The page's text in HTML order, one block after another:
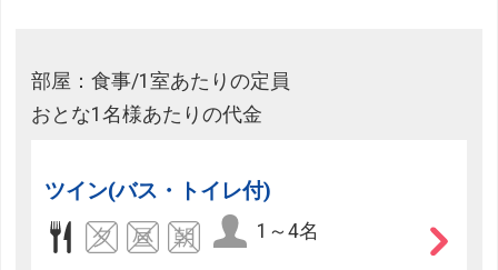
部屋：食事/1室あたりの定員
おとな1名様あたりの代金
ツイン(バス・トイレ付)
1～4名